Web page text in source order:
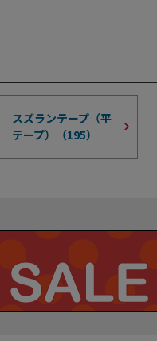
スズランテープ（平
テープ）（195）